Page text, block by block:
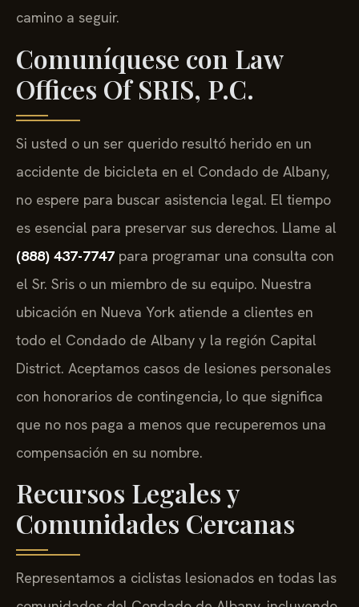
camino a seguir.
Comuníquese con Law
Offices Of SRIS, P.C.
Si usted o un ser querido resultó herido en un
accidente de bicicleta en el Condado de Albany,
no espere para buscar asistencia legal. El tiempo
es esencial para preservar sus derechos. Llame al
(888) 437-7747 para programar una consulta con
el Sr. Sris o un miembro de su equipo. Nuestra
ubicación en Nueva York atiende a clientes en
todo el Condado de Albany y la región Capital
District. Aceptamos casos de lesiones personales
con honorarios de contingencia, lo que significa
que no nos paga a menos que recuperemos una
compensación en su nombre.
Recursos Legales y
Comunidades Cercanas
Representamos a ciclistas lesionados en todas las